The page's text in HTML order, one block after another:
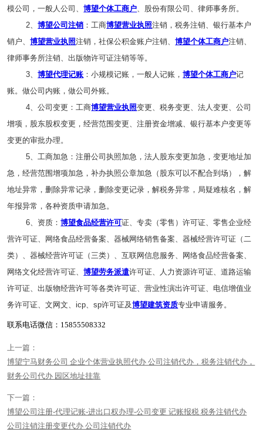
模公司，一般人公司、博望个体工商户、股份有限公司、律师事务所。
2、博望公司注销 ：工商博望营业执照注销，税务注销、银行基本户
销户、博望营业执照注销，社保公积金账户注销、博望个体工商户注销、
律师事务所注销、出版物许可证注销等等。
3、博望代理记账 ：小规模记账，一般人记账，博望个体工商户记
账。做公司内账，做公司外账。
4、公司变更：工商博望营业执照变更、税务变更、法人变更、公司
增项，股东股权变更，经营范围变更、注册资金增减、银行基本户变更等
变更的审批办理。
5、工商加急：注册公司执照加急，法人股东变更加急，变更地址加
急，经营范围增项加急，补办执照公章加急（股东可以不配合到场），解
地址异常，删除异常记录，删除变更记录，解税务异常，局疑难核名，解
年报异常，各种资质申请加急。
6、资质：博望食品经营许可证、专卖（零售）许可证、零售企业经
营许可证、网络食品经营备案、器械网络销售备案、器械经营许可证（二
类）、器械经营许可证（三类）、互联网信息服务、网络食品经营备案、
网络文化经营许可证、博望劳务派遣许可证、人力资源许可证、道路运输
许可证、出版物经营许可等各类许可证、营业性演出许可证、电信增值业
务许可证、文网文、icp、sp许可证及博望建筑资质专业申请服务。
联系电话微信：15855508332
上一篇：
博望宁马财务公司 企业个体营业执照代办 公司注销代办，税务注销代办，
财务公司代办 园区地址挂靠
下一篇：
博望公司注册-代理记账-进出口权办理-公司变更 记账报税 税务注销代办
公司注销注册变更代办 公司注销代办